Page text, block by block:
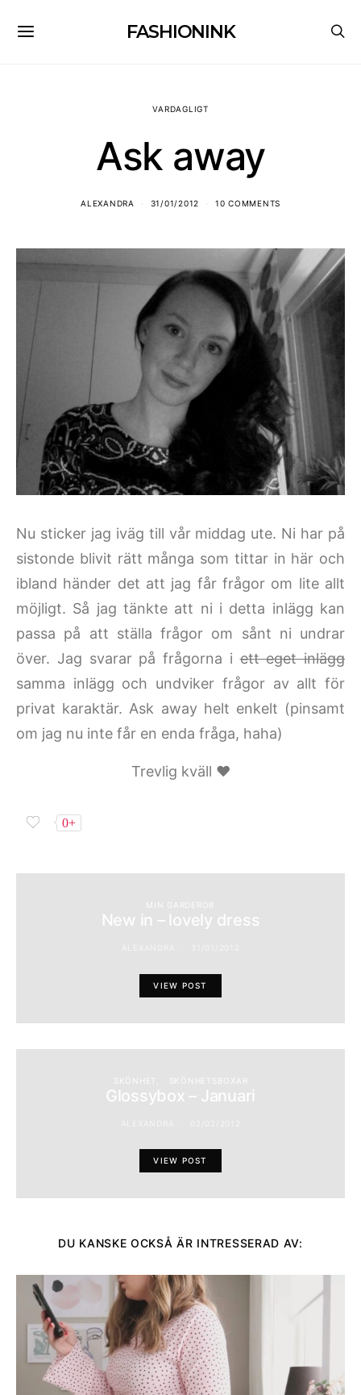
FASHIONINK
VARDAGLIGT
Ask away
ALEXANDRA 31/01/2012 10 COMMENTS
Nu sticker jag iväg till vår middag ute. Ni har på
sistonde blivit rätt många som tittar in här och
ibland händer det att jag får frågor om lite allt
möjligt. Så jag tänkte att ni i detta inlägg kan
passa på att ställa frågor om sånt ni undrar
över. Jag svarar på frågorna iett eget inlägg
samma inlägg och undviker frågor av allt för
privat karaktär. Ask away helt enkelt (pinsamt
om jag nu inte får en enda fråga, haha)
Trevlig kväll ♥
0+
MIN GARDEROB
New in – lovely dress
VIEW POST
SKÖNHET SKÖNHETSBOXAR
Glossybox – Januari
VIEW POST
DU KANSKE OCKSÅ ÄR INTRESSERAD AV: